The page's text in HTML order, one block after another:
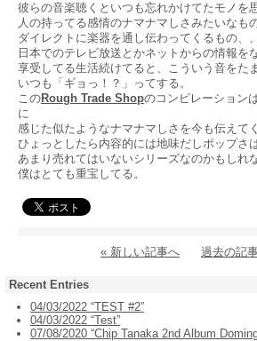
彼らの音楽聴くといつも忘れかけてたモノを
人の持ってる感情のナマナマしさみたいなも
ダイレクトに楽器を通し伝わってくるもの、
日本でのテレビ放送とかネットからの情報を
享受してる生活続けてると、こういう音をた
いつも「ギョっ！？」ってする。
このRough Trade Shopのコンピレーション
に
感じた似たようなナマナマしさを今も伝えて
ひょっとしたら内容的には地味だしポップさ
あまり売れてはいないシリーズなのかもしれ
僕はとても重宝してる。
« 新しい記事へ 過去の記
Recent Entries
04/03/2022 “TEST #2”
04/03/2022 “Test”
07/08/2020 “Chip Tanaka 2nd Album